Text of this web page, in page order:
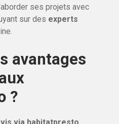
ses projets avec
sur des experts
avantages
?